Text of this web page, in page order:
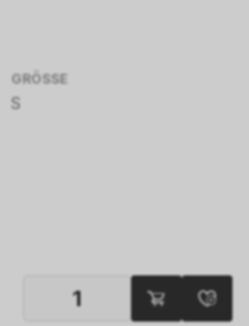
GRÖSSE
S